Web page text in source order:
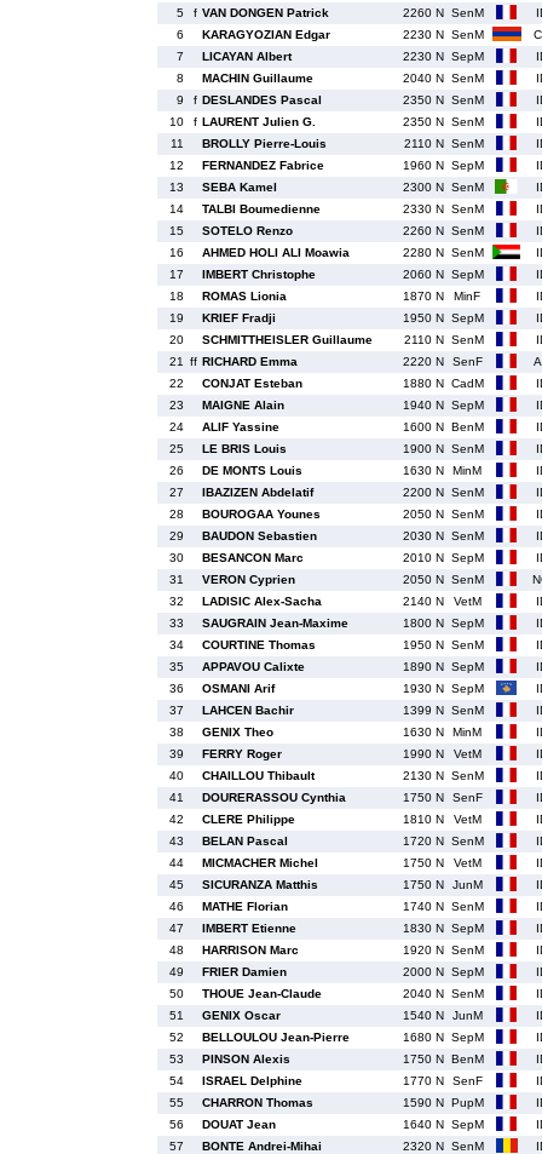
5
f VAN DONGEN Patrick 2260 N SenM
6
KARAGYOZIAN Edgar 2230 N SenM
7
LICAYAN Albert 2230 N SepM
8
MACHIN Guillaume 2040 N SenM
9
f DESLANDES Pascal 2350 N SenM
10
f LAURENT Julien G. 2350 N SenM
11
BROLLY Pierre-Louis 2110 N SenM
12
FERNANDEZ Fabrice 1960 N SepM
13
SEBA Kamel 2300 N SenM
14
TALBI Boumedienne 2330 N SenM
15
SOTELO Renzo 2260 N SenM
16
AHMED HOLI ALI Moawia 2280 N SenM
17
IMBERT Christophe 2060 N SepM
18
ROMAS Lionia 1870 N MinF
19
KRIEF Fradji 1950 N SepM
20
SCHMITTHEISLER Guillaume 2110 N SenM
21
ff RICHARD Emma 2220 N SenF
22
CONJAT Esteban 1880 N CadM
23
MAIGNE Alain 1940 N SepM
24
ALIF Yassine 1600 N BenM
25
LE BRIS Louis 1900 N SenM
26
DE MONTS Louis 1630 N MinM
27
IBAZIZEN Abdelatif 2200 N SenM
28
BOUROGAA Younes 2050 N SenM
29
BAUDON Sebastien 2030 N SenM
30
BESANCON Marc 2010 N SepM
31
VERON Cyprien 2050 N SenM
32
LADISIC Alex-Sacha 2140 N VetM
33
SAUGRAIN Jean-Maxime 1800 N SepM
34
COURTINE Thomas 1950 N SenM
35
APPAVOU Calixte 1890 N SepM
36
OSMANI Arif 1930 N SepM
37
LAHCEN Bachir 1399 N SenM
38
GENIX Theo 1630 N MinM
39
FERRY Roger 1990 N VetM
40
CHAILLOU Thibault 2130 N SenM
41
DOURERASSOU Cynthia 1750 N SenF
42
CLERE Philippe 1810 N VetM
43
BELAN Pascal 1720 N SenM
44
MICMACHER Michel 1750 N VetM
45
SICURANZA Matthis 1750 N JunM
46
MATHE Florian 1740 N SenM
47
IMBERT Etienne 1830 N SepM
48
HARRISON Marc 1920 N SenM
49
FRIER Damien 2000 N SepM
50
THOUE Jean-Claude 2040 N SenM
51
GENIX Oscar 1540 N JunM
52
BELLOULOU Jean-Pierre 1680 N SepM
53
PINSON Alexis 1750 N BenM
54
ISRAEL Delphine 1770 N SenF
55
CHARRON Thomas 1590 N PupM
56
DOUAT Jean 1640 N SepM
57
BONTE Andrei-Mihai 2320 N SenM